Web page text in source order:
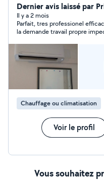
d'expérience, j'interviens
(installation, entretien,
(ouvertures de portes,
tous vos petits travaux du quotidien.
et rigoureux, j'établis des
Mon objectif : vous offrir
dans les meilleures conditions. N'hésitez
contacter, je réponds rapidement ! »
d'intervention : Climatisation & Ventilation Installation ·
Entretien · Dépannage · VMC Serrurerie
portes · Poses de
quotidien Réparations · Montage · Dépannage Mes
engagements : Devis gratuit & détaillé tarifs
transparents, sans surprise Intervention
Dernier avis laissé par
Il y a 2 mois
Parfait, tres professionel
la demande travail propre
Chauffage ou climatisation
Voir le profil
Vous souhaitez